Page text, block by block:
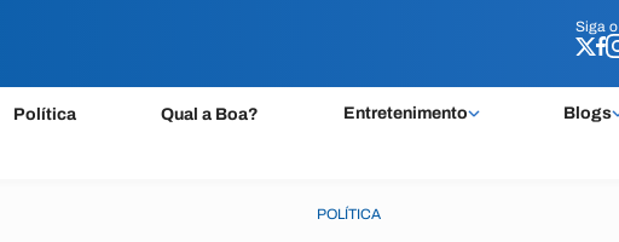
Siga o
Política Qual a Boa? Entretenimento Blogs
Siga o
POLÍTICA